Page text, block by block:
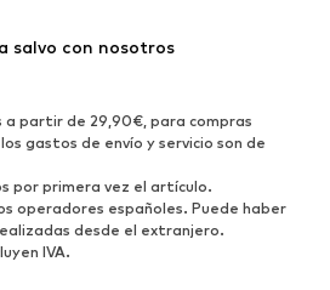
Botines
Botas
salvo con nosotros
a partir de 29,90€, para compras
gastos de envío y servicio son de
por primera vez el artículo.
operadores españoles. Puede haber
desde el extranjero.
IVA.